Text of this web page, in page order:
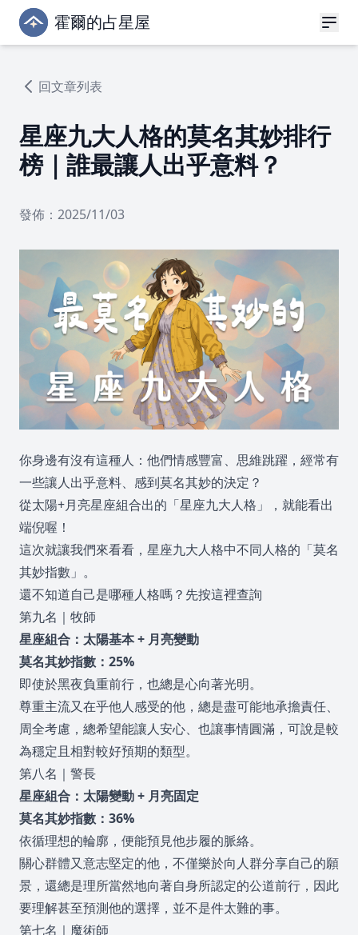
霍爾的占星屋
回文章列表
星座九大人格的莫名其妙排行
榜｜誰最讓人出乎意料？
發佈：2025/11/03
你身邊有沒有這種人：他們情感豐富、思維跳躍，經常有
一些讓人出乎意料、感到莫名其妙的決定？
從太陽+月亮星座組合出的「星座九大人格」，就能看出
端倪喔！
這次就讓我們來看看，星座九大人格中不同人格的「莫名
其妙指數」。
還不知道自己是哪種人格嗎？ 先按這裡查詢
第九名｜牧師
星座組合：太陽基本 + 月亮變動
莫名其妙指數：25%
即使於黑夜負重前行，也總是心向著光明。
尊重主流又在乎他人感受的他，總是盡可能地承擔責任、
周全考慮，總希望能讓人安心、也讓事情圓滿，可說是較
為穩定且相對較好預期的類型。
第八名｜警長
星座組合：太陽變動 + 月亮固定
莫名其妙指數：36%
依循理想的輪廓，便能預見他步履的脈絡。
關心群體又意志堅定的他，不僅樂於向人群分享自己的願
景，還總是理所當然地向著自身所認定的公道前行，因此
要理解甚至預測他的選擇，並不是件太難的事。
第七名｜魔術師